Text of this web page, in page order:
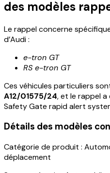
des modèles
Le rappel concerne
d’Audi :
e-tron GT
RS e-tron GT
Ces véhicules particuliers
A12/01575/24, et le rappel a
Safety Gate rapid alert
Détails des modèles
Catégorie de produit :
déplacement